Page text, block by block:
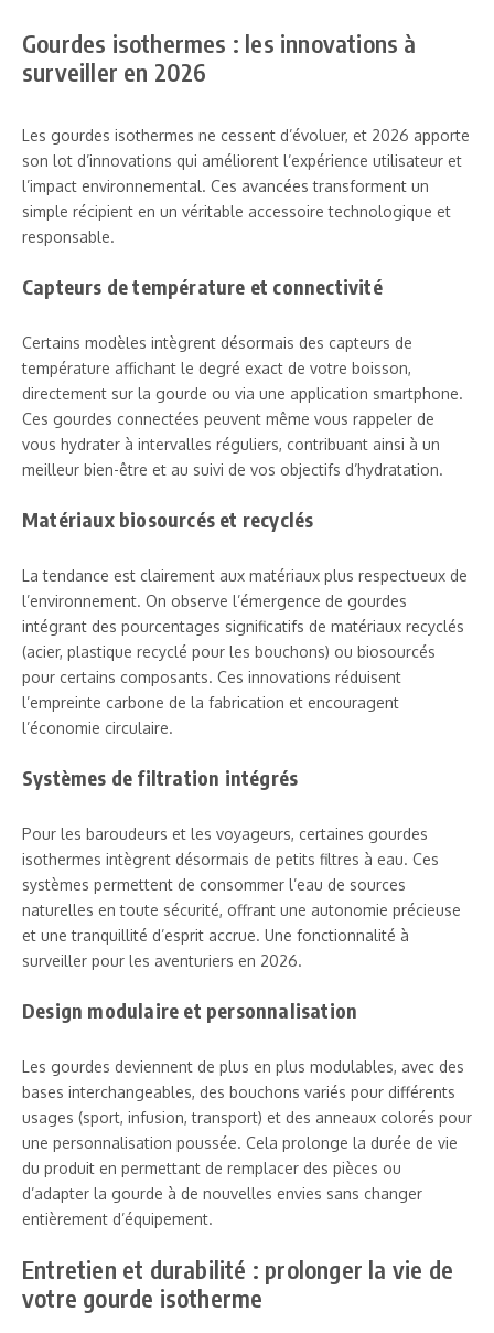
Gourdes isothermes : les innovations à
surveiller en 2026
Les gourdes isothermes ne cessent d’évoluer, et 2026 apporte
son lot d’innovations qui améliorent l’expérience utilisateur et
l’impact environnemental. Ces avancées transforment un
simple récipient en un véritable accessoire technologique et
responsable.
Capteurs de température et connectivité
Certains modèles intègrent désormais des capteurs de
température affichant le degré exact de votre boisson,
directement sur la gourde ou via une application smartphone.
Ces gourdes connectées peuvent même vous rappeler de
vous hydrater à intervalles réguliers, contribuant ainsi à un
meilleur bien-être et au suivi de vos objectifs d’hydratation.
Matériaux biosourcés et recyclés
La tendance est clairement aux matériaux plus respectueux de
l’environnement. On observe l’émergence de gourdes
intégrant des pourcentages significatifs de matériaux recyclés
(acier, plastique recyclé pour les bouchons) ou biosourcés
pour certains composants. Ces innovations réduisent
l’empreinte carbone de la fabrication et encouragent
l’économie circulaire.
Systèmes de filtration intégrés
Pour les baroudeurs et les voyageurs, certaines gourdes
isothermes intègrent désormais de petits filtres à eau. Ces
systèmes permettent de consommer l’eau de sources
naturelles en toute sécurité, offrant une autonomie précieuse
et une tranquillité d’esprit accrue. Une fonctionnalité à
surveiller pour les aventuriers en 2026.
Design modulaire et personnalisation
Les gourdes deviennent de plus en plus modulables, avec des
bases interchangeables, des bouchons variés pour différents
usages (sport, infusion, transport) et des anneaux colorés pour
une personnalisation poussée. Cela prolonge la durée de vie
du produit en permettant de remplacer des pièces ou
d’adapter la gourde à de nouvelles envies sans changer
entièrement d’équipement.
Entretien et durabilité : prolonger la vie de
votre gourde isotherme